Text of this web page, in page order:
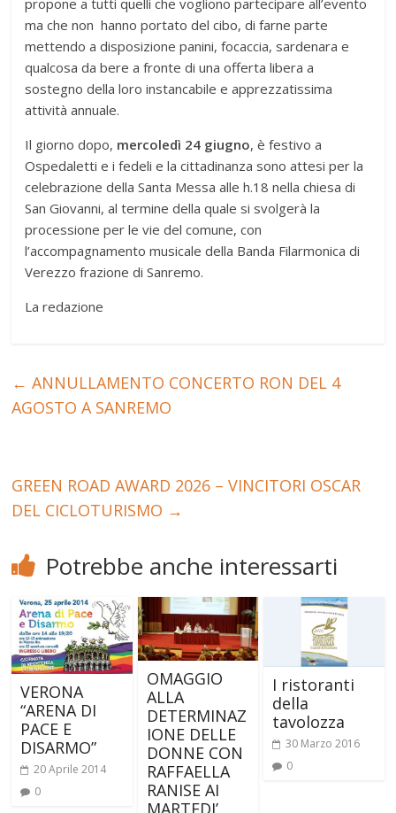
ma che non hanno portato del cibo, di farne parte
mettendo a disposizione panini, focaccia, sardenara e
qualcosa da bere a fronte di una offerta libera a
sostegno della loro instancabile e apprezzatissima
attività annuale.
Il giorno dopo, mercoledì 24 giugno, è festivo a
Ospedaletti e i fedeli e la cittadinanza sono attesi per la
celebrazione della Santa Messa alle h.18 nella chiesa di
San Giovanni, al termine della quale si svolgerà la
processione per le vie del comune, con
l’accompagnamento musicale della Banda Filarmonica di
Verezzo frazione di Sanremo.
La redazione
← ANNULLAMENTO CONCERTO RON DEL 4
AGOSTO A SANREMO
GREEN ROAD AWARD 2026 – VINCITORI OSCAR
DEL CICLOTURISMO →
Potrebbe anche interessarti
VERONA
“ARENA DI
PACE E
DISARMO”
20 Aprile 2014
0
OMAGGIO
ALLA
DETERMINAZ
IONE DELLE
DONNE CON
RAFFAELLA
RANISE AI
MARTEDI’
I ristoranti
della
tavolozza
30 Marzo 2016
0